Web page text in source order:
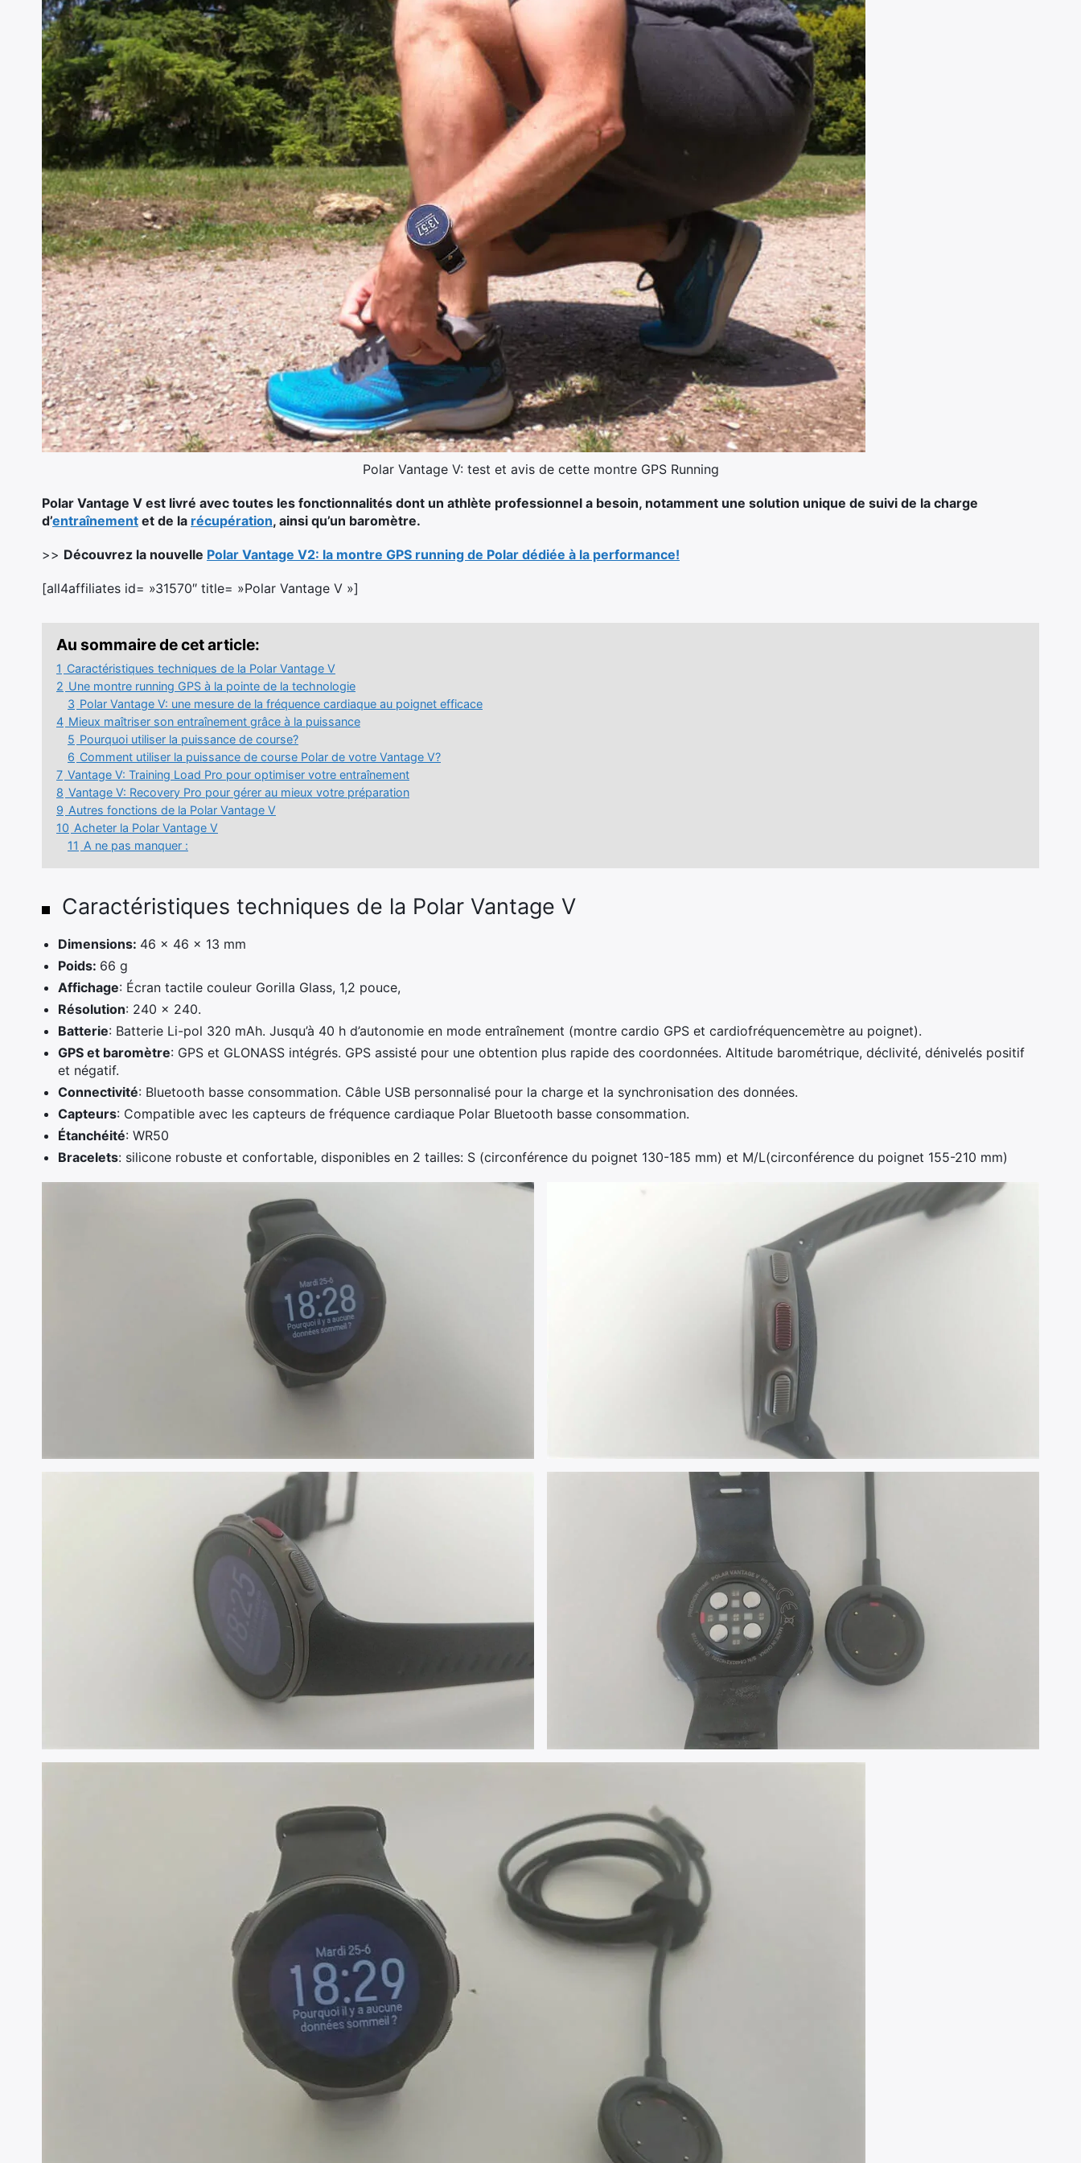
Polar Vantage V: test et avis de cette montre GPS Running
Polar Vantage V est livré avec toutes les fonctionnalités dont un athlète professionnel a besoin, notamment une solution unique de suivi de la charge
d’entraînement et de la récupération, ainsi qu’un baromètre.
>> Découvrez la nouvelle Polar Vantage V2: la montre GPS running de Polar dédiée à la performance!
[all4affiliates id= »31570″ title= »Polar Vantage V »]
Au sommaire de cet article:
1 Caractéristiques techniques de la Polar Vantage V
2 Une montre running GPS à la pointe de la technologie
3 Polar Vantage V: une mesure de la fréquence cardiaque au poignet efficace
4 Mieux maîtriser son entraînement grâce à la puissance
5 Pourquoi utiliser la puissance de course?
6 Comment utiliser la puissance de course Polar de votre Vantage V?
7 Vantage V: Training Load Pro pour optimiser votre entraînement
8 Vantage V: Recovery Pro pour gérer au mieux votre préparation
9 Autres fonctions de la Polar Vantage V
10 Acheter la Polar Vantage V
11 A ne pas manquer :
Caractéristiques techniques de la Polar Vantage V
Dimensions: 46 x 46 x 13 mm
Poids: 66 g
Affichage: Écran tactile couleur Gorilla Glass, 1,2 pouce,
Résolution: 240 x 240.
Batterie: Batterie Li-pol 320 mAh. Jusqu’à 40 h d’autonomie en mode entraînement (montre cardio GPS et cardiofréquencemètre au poignet).
GPS et baromètre: GPS et GLONASS intégrés. GPS assisté pour une obtention plus rapide des coordonnées. Altitude barométrique, déclivité, dénivelés positif
et négatif.
Connectivité: Bluetooth basse consommation. Câble USB personnalisé pour la charge et la synchronisation des données.
Capteurs: Compatible avec les capteurs de fréquence cardiaque Polar Bluetooth basse consommation.
Étanchéité: WR50
Bracelets: silicone robuste et confortable, disponibles en 2 tailles: S (circonférence du poignet 130-185 mm) et M/L(circonférence du poignet 155-210 mm)